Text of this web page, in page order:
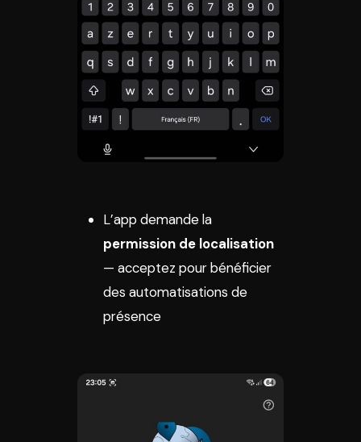
L’app demande la
permission de localisation
— acceptez pour bénéficier
des automatisations de
présence